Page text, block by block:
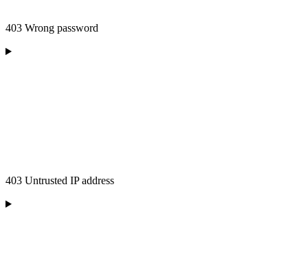
403 Wrong password
403 Untrusted IP address